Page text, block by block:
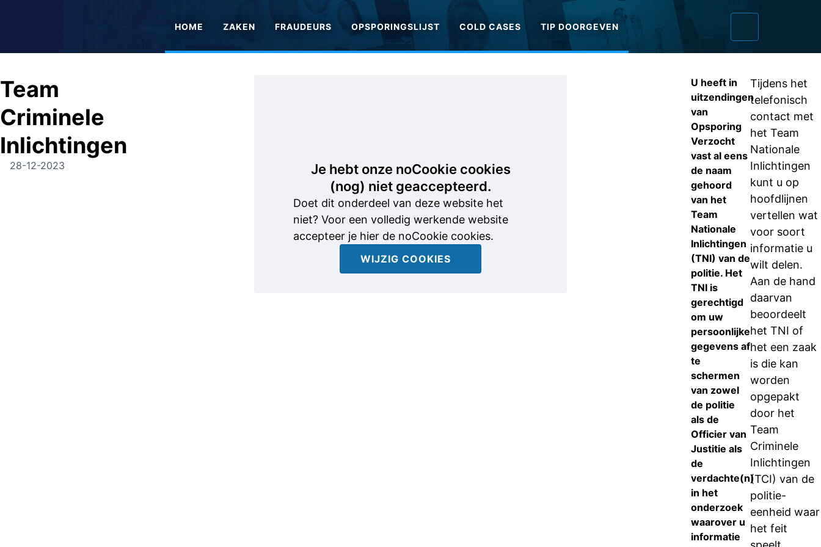
HOME ZAKEN FRAUDEURS OPSPORINGSLIJST COLD CASES TIP DOORGEVEN
Team
Criminele
Inlichtingen
28-12-2023
Je hebt onze noCookie cookies
(nog) niet geaccepteerd.
Doet dit onderdeel van deze website het
niet? Voor een volledig werkende website
accepteer je hier de noCookie cookies.
WIJZIG COOKIES
U heeft in
uitzendingen
van
Opsporing
Verzocht
vast al eens
de naam
gehoord
van het
Team
Nationale
Inlichtingen
(TNI) van de
politie. Het
TNI is
gerechtigd
om uw
persoonlijke
gegevens af
te
schermen
van zowel
de politie
als de
Officier van
Justitie als
de
verdachte(n)
in het
onderzoek
waarover u
informatie
Tijdens het
telefonisch
contact met
het Team
Nationale
Inlichtingen
kunt u op
hoofdlijnen
vertellen wat
voor soort
informatie u
wilt delen.
Aan de hand
daarvan
beoordeelt
het TNI of
het een zaak
is die kan
worden
opgepakt
door het
Team
Criminele
Inlichtingen
(TCI) van de
politie-
eenheid waar
het feit